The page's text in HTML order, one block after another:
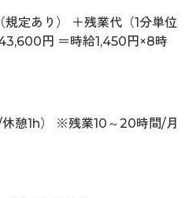
定あり） ＋残業代（1分単位
円 ＝時給1,450円×8時
憩1h） ※残業10～20時間/月